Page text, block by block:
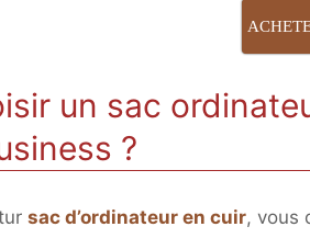
un sac
?
sac d’ordinateur en cuir, vous